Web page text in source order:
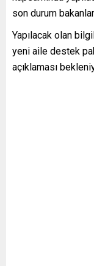
son durum
Yapılacak olan
yeni aile destek
açıklaması